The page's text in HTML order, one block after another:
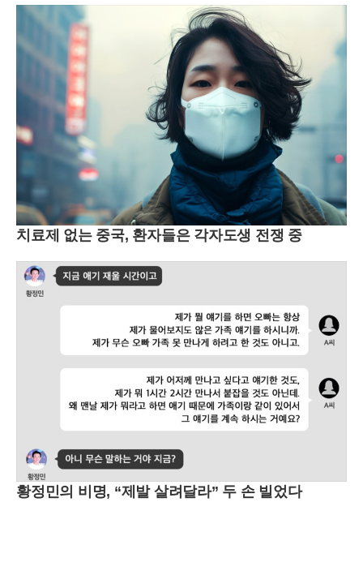
치료제 없는 중국, 환자들은 각자도생 전쟁 중
황정민의 비명, “제발 살려달라” 두 손 빌었다